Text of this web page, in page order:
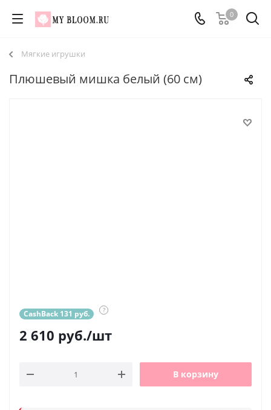
0
Мягкие игрушки
Плюшевый мишка белый (60 см)
CashBack 131 руб. ?
2 610 руб./шт
В корзину